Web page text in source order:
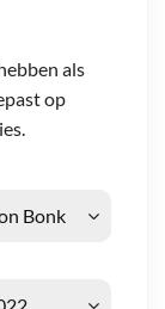
als
op